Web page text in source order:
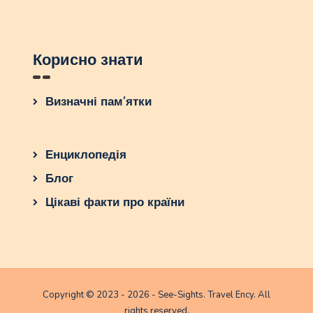
Корисно знати
Визначні пам’ятки
Енциклопедія
Блог
Цікаві факти про країни
Copyright © 2023 - 2026 - See-Sights. Travel Ency. All